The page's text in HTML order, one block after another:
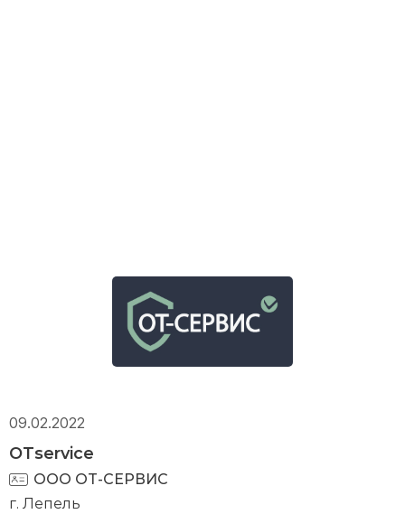
09.02.2022
OTservice
ООО ОТ-СЕРВИС
г. Лепель